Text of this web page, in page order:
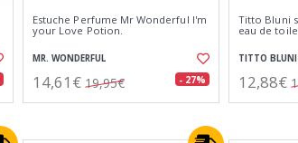
Estuche Perfume Mr Wonderful I'm
your Love Potion.
MR. WONDERFUL
14,61€ 19,95€ - 27%
Titto Bluni
eau de
TITTO BLUNI
12,88€